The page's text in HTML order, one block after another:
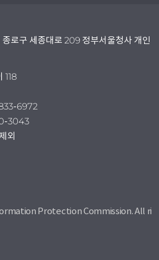
로구 세종대로 209 정부서울청사 개인
118
6972
3043
외
Protection Commission. All ri